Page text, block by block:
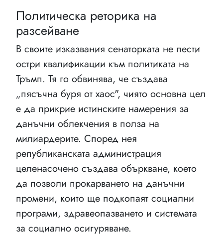
Политическа реторика на
разсейване
В своите изказвания сенаторката не пести
остри квалификации към политиката на
Тръмп. Тя го обвинява, че създава
„пясъчна буря от хаос", чиято основна цел
е да прикрие истинските намерения за
данъчни облекчения в полза на
милиардерите. Според нея
републиканската администрация
целенасочено създава объркване, което
да позволи прокарването на данъчни
промени, които ще подкопаят социални
програми, здравеопазването и системата
за социално осигуряване.